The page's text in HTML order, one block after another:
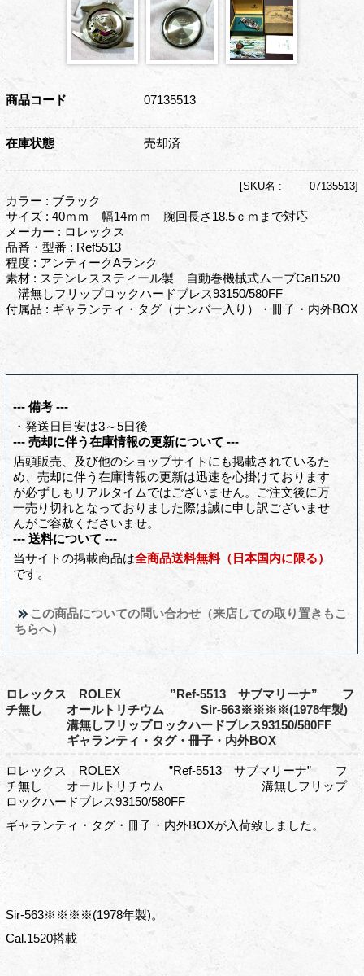
商品コード 07135513
在庫状態 売却済
[SKU名 : 07135513]
カラー : ブラック
サイズ : 40ｍｍ 幅14ｍｍ 腕回長さ18.5ｃｍまで対応
メーカー : ロレックス
品番・型番 : Ref5513
程度 : アンティークAランク
素材 : ステンレススティール製 自動巻機械式ムーブCal1520
溝無しフリップロックハードブレス93150/580FF
付属品 : ギャランティ・タグ（ナンバー入り）・冊子・内外BOX
--- 備考 ---
・発送日目安は3～5日後
--- 売却に伴う在庫情報の更新について ---
店頭販売、及び他のショップサイトにも掲載されているた
め、売却に伴う在庫情報の更新は迅速を心掛けております
が必ずしもリアルタイムではございません。ご注文後に万
一売り切れとなっておりました際は誠に申し訳ございませ
んがご容赦くださいませ。
--- 送料について ---
当サイトの掲載商品は全商品送料無料（日本国内に限る）
です。
この商品についての問い合わせ（来店しての取り置きもこ
ちらへ）
ロレックス ROLEX ”Ref-5513 サブマリーナ” フ
チ無し オールトリチウム Sir-563※※※※(1978年製)
溝無しフリップロックハードブレス93150/580FF
ギャランティ・タグ・冊子・内外BOX
ロレックス ROLEX ”Ref-5513 サブマリーナ” フ
チ無し オールトリチウム 溝無しフリップ
ロックハードブレス93150/580FF
ギャランティ・タグ・冊子・内外BOXが入荷致しました。
Sir-563※※※※(1978年製)。
Cal.1520搭載